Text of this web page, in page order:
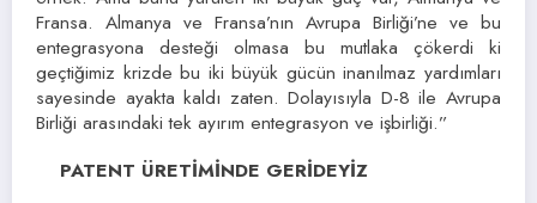
Fransa. Almanya ve Fransa’nın Avrupa Birliği’ne ve bu
entegrasyona desteği olmasa bu mutlaka çökerdi ki
geçtiğimiz krizde bu iki büyük gücün inanılmaz yardımları
sayesinde ayakta kaldı zaten. Dolayısıyla D-8 ile Avrupa
Birliği arasındaki tek ayırım entegrasyon ve işbirliği.”
PATENT ÜRETİMİNDE GERİDEYİZ